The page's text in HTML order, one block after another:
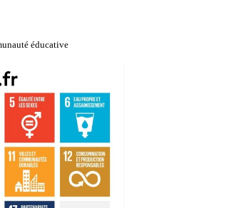
éducative